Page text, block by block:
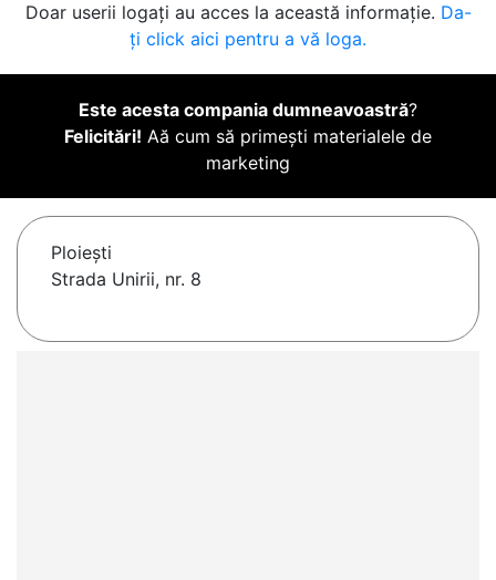
Doar userii logați au acces la această informație. Da-
ți click aici pentru a vă loga.
Este acesta compania dumneavoastră?
Felicitări! Aă cum să primești materialele de
marketing
Ploieşti
Strada Unirii, nr. 8